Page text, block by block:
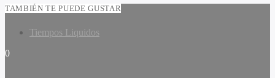
TAMBIÉN TE PUEDE GUSTAR
Tiempos Liquidos
0